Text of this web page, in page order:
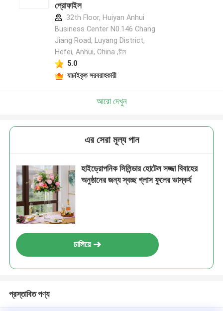
প্রোফাইল
32th Floor, Huiyan Anhui
Business Center N0.146 Chang
Jiang Road, Luyang District,
Hefei, Anhui, China ,চীন
5.0
যাচাইকৃত সরবরাহকারী
আরো দেখুন
এর সেরা মূল্য পান
হাইড্রোপনিক সিলিন্ডার হোটেল সজ্জা বিবাহের
অনুষ্ঠানের জন্য স্বচ্ছ গ্লাস ফুলের ভাস্কর্য
চালিয়ে
প্রস্তাবিত পণ্য